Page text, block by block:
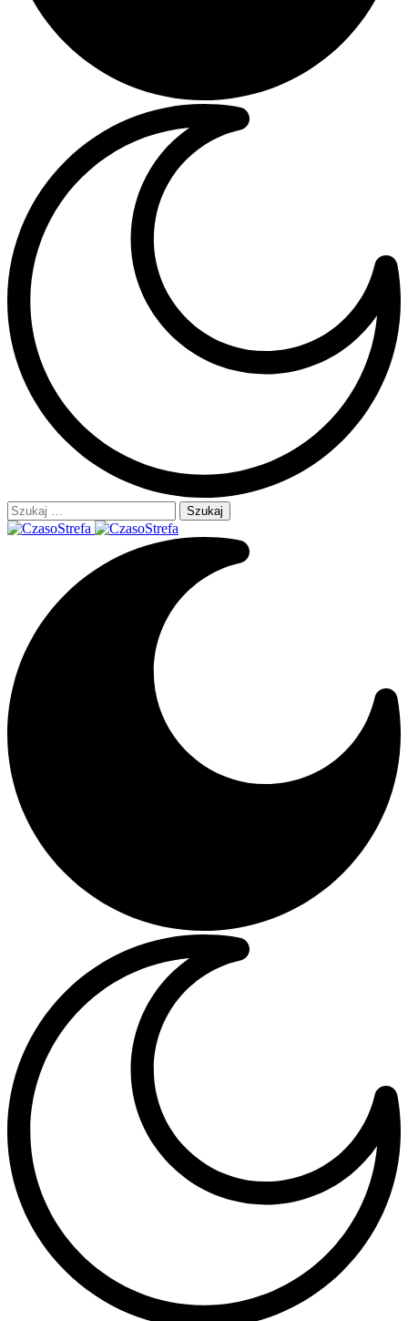
Szukaj: